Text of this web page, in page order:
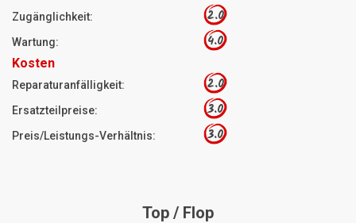
Zugänglichkeit: 2.0
Wartung: 4.0
Kosten
Reparaturanfälligkeit: 2.0
Ersatzteilpreise: 3.0
Preis/Leistungs-Verhältnis: 3.0
Top / Flop